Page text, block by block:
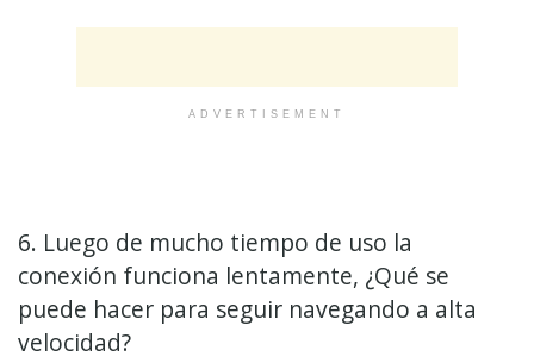
ADVERTISEMENT
6. Luego de mucho tiempo de uso la
conexión funciona lentamente, ¿Qué se
puede hacer para seguir navegando a alta
velocidad?